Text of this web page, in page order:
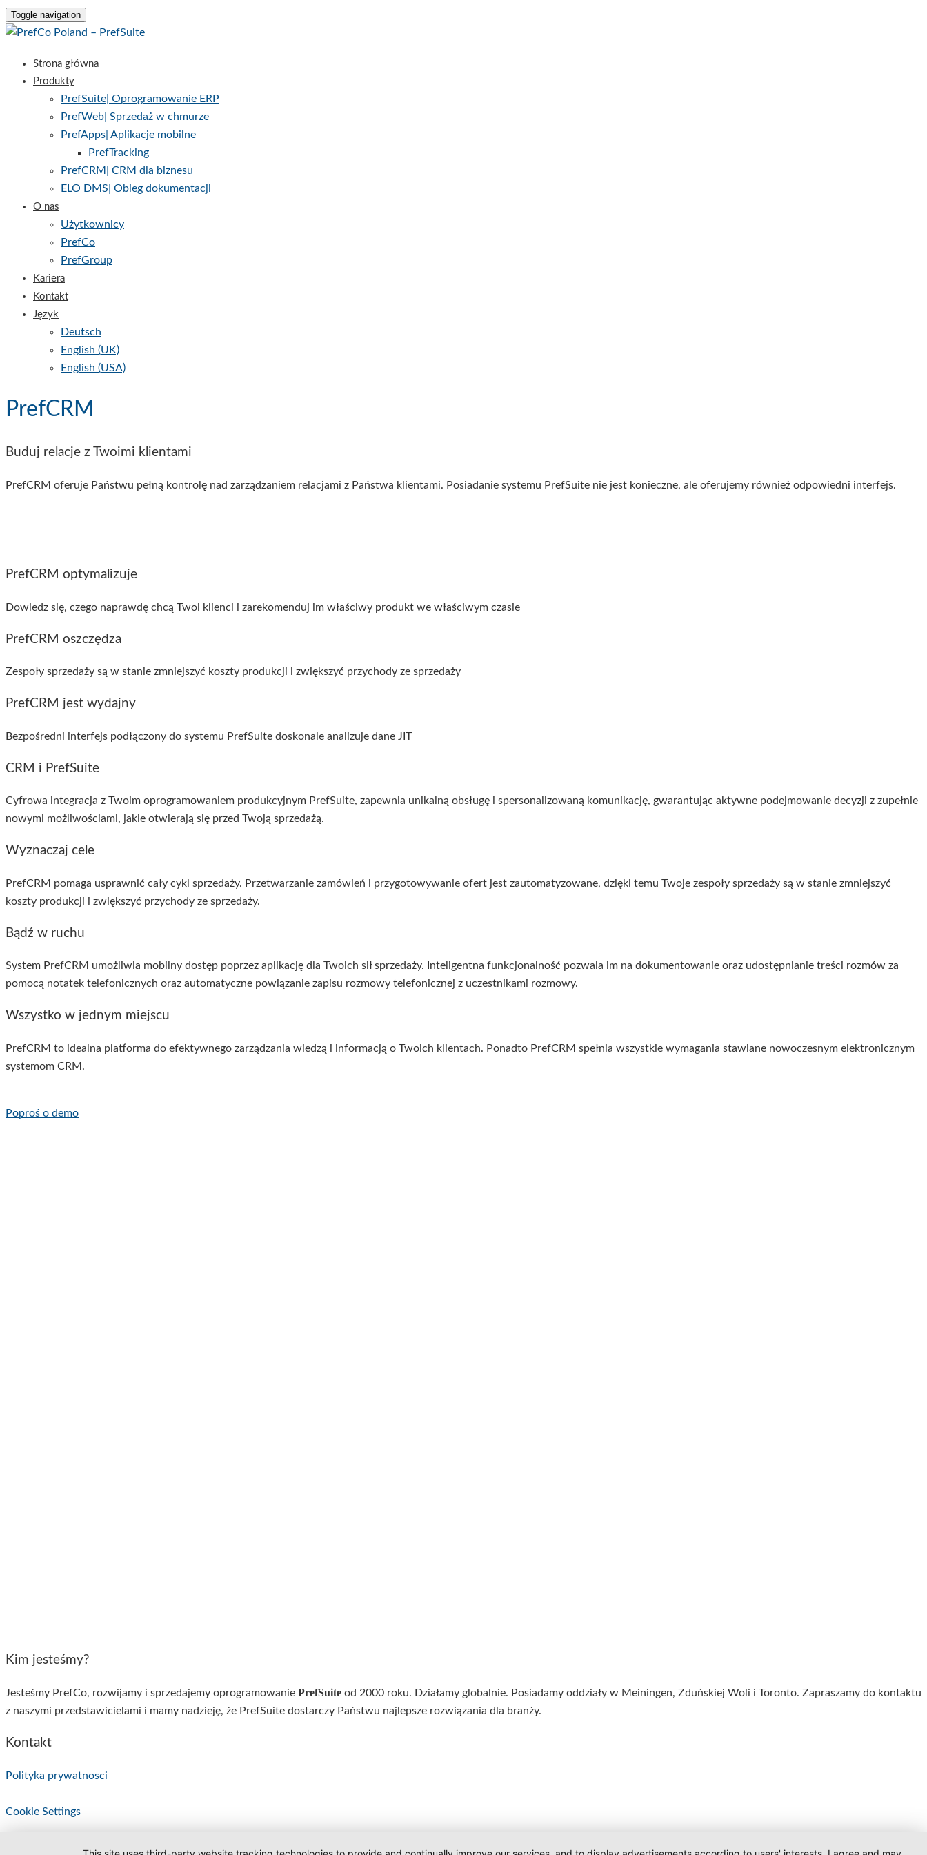
Toggle navigation
Strona główna
Produkty
PrefSuite| Oprogramowanie ERP
PrefWeb| Sprzedaż w chmurze
PrefApps| Aplikacje mobilne
PrefTracking
PrefCRM| CRM dla biznesu
ELO DMS| Obieg dokumentacji
O nas
Użytkownicy
PrefCo
PrefGroup
Kariera
Kontakt
Język
Deutsch
English (UK)
English (USA)
PrefCRM
Buduj relacje z Twoimi klientami
PrefCRM oferuje Państwu pełną kontrolę nad zarządzaniem relacjami z Państwa klientami. Posiadanie systemu PrefSuite nie jest konieczne, ale oferujemy również odpowiedni interfejs.
PrefCRM optymalizuje
Dowiedz się, czego naprawdę chcą Twoi klienci i zarekomenduj im właściwy produkt we właściwym czasie
PrefCRM oszczędza
Zespoły sprzedaży są w stanie zmniejszyć koszty produkcji i zwiększyć przychody ze sprzedaży
PrefCRM jest wydajny
Bezpośredni interfejs podłączony do systemu PrefSuite doskonale analizuje dane JIT
CRM i PrefSuite
Cyfrowa integracja z Twoim oprogramowaniem produkcyjnym PrefSuite, zapewnia unikalną obsługę i spersonalizowaną komunikację, gwarantując aktywne podejmowanie decyzji z zupełnie
nowymi możliwościami, jakie otwierają się przed Twoją sprzedażą.
Wyznaczaj cele
PrefCRM pomaga usprawnić cały cykl sprzedaży. Przetwarzanie zamówień i przygotowywanie ofert jest zautomatyzowane, dzięki temu Twoje zespoły sprzedaży są w stanie zmniejszyć
koszty produkcji i zwiększyć przychody ze sprzedaży.
Bądź w ruchu
System PrefCRM umożliwia mobilny dostęp poprzez aplikację dla Twoich sił sprzedaży. Inteligentna funkcjonalność pozwala im na dokumentowanie oraz udostępnianie treści rozmów za
pomocą notatek telefonicznych oraz automatyczne powiązanie zapisu rozmowy telefonicznej z uczestnikami rozmowy.
Wszystko w jednym miejscu
PrefCRM to idealna platforma do efektywnego zarządzania wiedzą i informacją o Twoich klientach. Ponadto PrefCRM spełnia wszystkie wymagania stawiane nowoczesnym elektronicznym
systemom CRM.
Poproś o demo
Kim jesteśmy?
Jesteśmy PrefCo, rozwijamy i sprzedajemy oprogramowanie PrefSuite od 2000 roku. Działamy globalnie. Posiadamy oddziały w Meiningen, Zduńskiej Woli i Toronto. Zapraszamy do kontaktu
z naszymi przedstawicielami i mamy nadzieję, że PrefSuite dostarczy Państwu najlepsze rozwiązania dla branży.
Kontakt
Polityka prywatnosci
Cookie Settings